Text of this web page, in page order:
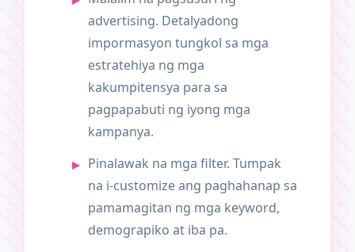
advertising. Detalyadong
impormasyon tungkol sa mga
estratehiya ng mga
kakumpitensya para sa
pagpapabuti ng iyong mga
kampanya.
Pinalawak na mga filter. Tumpak
na i-customize ang paghahanap sa
pamamagitan ng mga keyword,
demograpiko at iba pa.